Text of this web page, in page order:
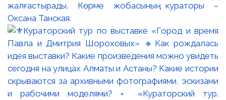
жалғастырады. Көрме жобасының кураторы –
Оксана Танская.